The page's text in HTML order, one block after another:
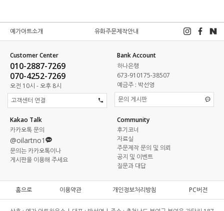
예가아트소개 유화주문제작안내
Customer Center
010-2887-7269
070-4252-7269
오전 10시 - 오후 8시
고객센터 연결
Bank Account
하나은행
673-910175-38507
예금주 : 박선영
문의 게시판
Kakao Talk
카카오톡 문의
@oilartno1
문의는 카카오톡이나
게시판을 이용해 주세요
Community
후기코너
자료실
주문제작 문의 및 의뢰
공지 및 이벤트
질문과 대답
홈으로 이용약관 개인정보처리방침 PC버전